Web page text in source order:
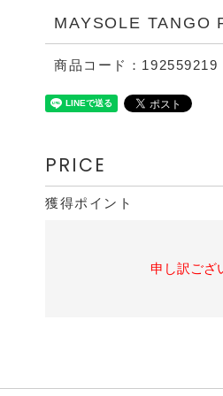
MAYSOLE TANGO
商品コード：192559219
PRICE
獲得ポイント
申し訳ござ